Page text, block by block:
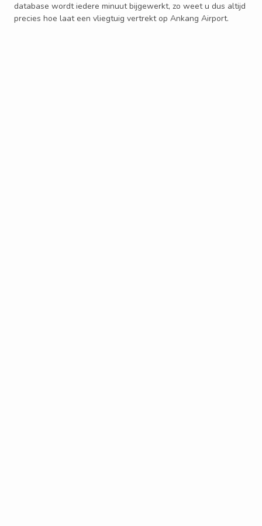
database wordt iedere minuut bijgewerkt, zo weet u dus altijd
precies hoe laat een vliegtuig vertrekt op Ankang Airport.